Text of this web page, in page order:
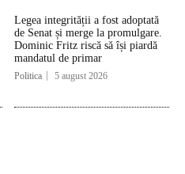
Legea integrității a fost adoptată
de Senat și merge la promulgare.
Dominic Fritz riscă să își piardă
mandatul de primar
Politica 5 august 2026